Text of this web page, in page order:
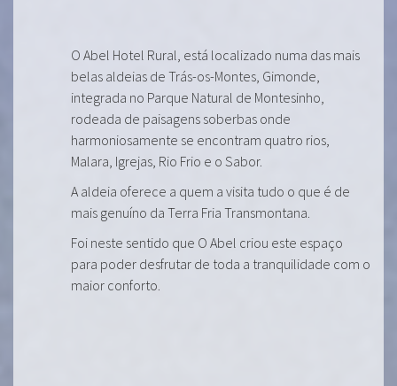
O Abel Hotel Rural, está localizado numa das mais
belas aldeias de Trás-os-Montes, Gimonde,
integrada no Parque Natural de Montesinho,
rodeada de paisagens soberbas onde
harmoniosamente se encontram quatro rios,
Malara, Igrejas, Rio Frio e o Sabor.
A aldeia oferece a quem a visita tudo o que é de
mais genuíno da Terra Fria Transmontana.
Foi neste sentido que O Abel criou este espaço
para poder desfrutar de toda a tranquilidade com o
maior conforto.